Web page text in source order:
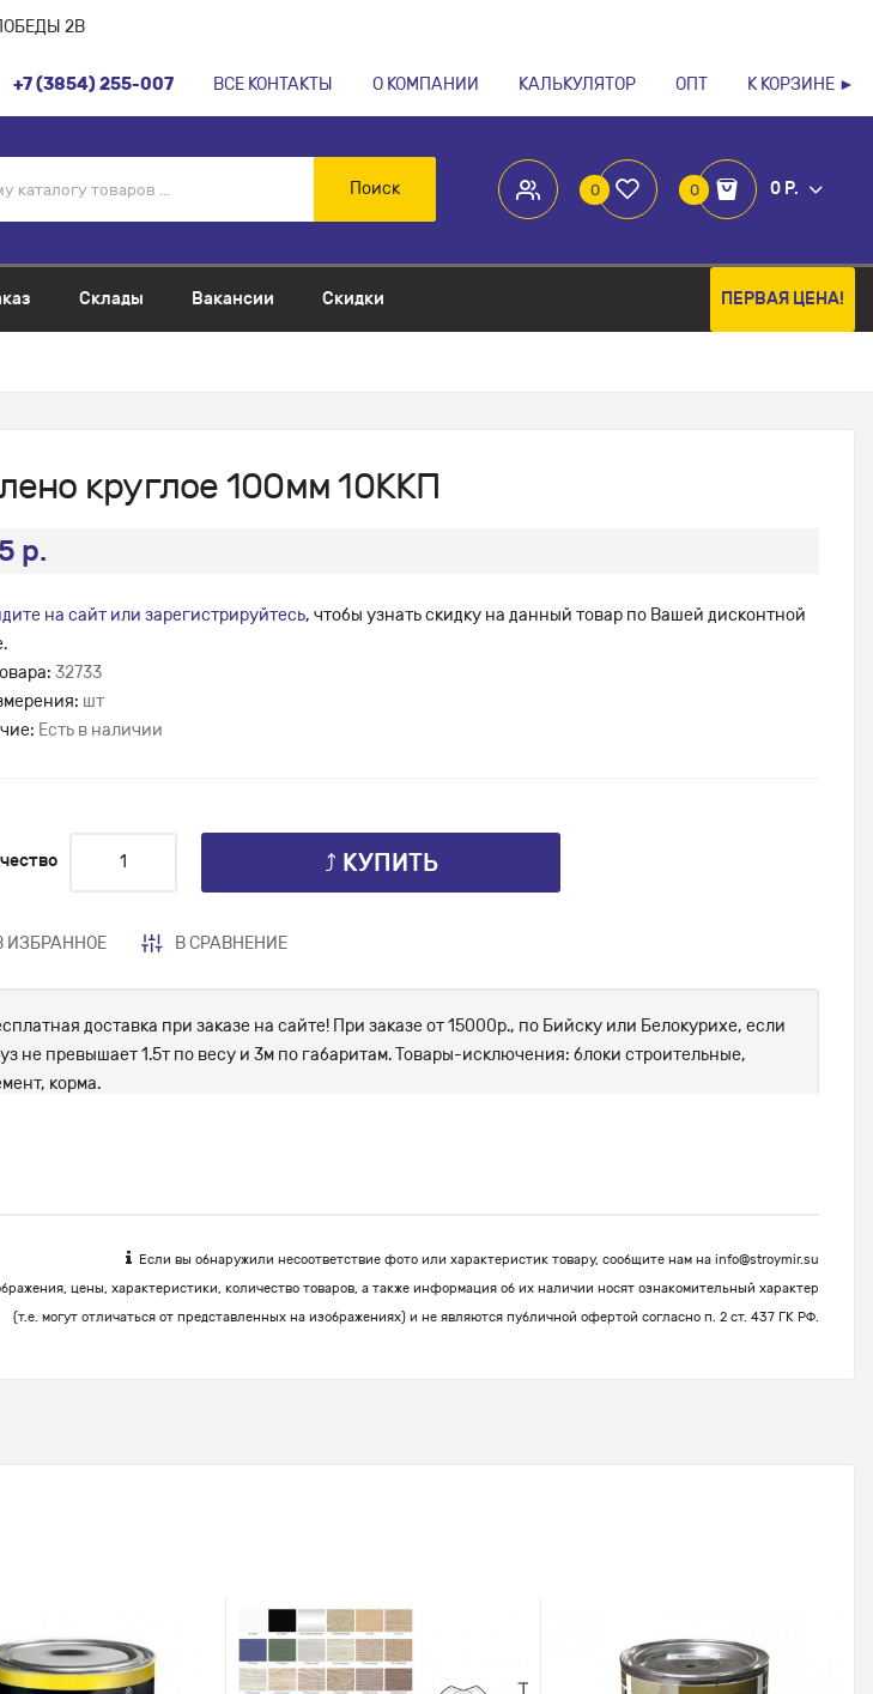
2В
+7 (3854) 255-007 ВСЕ КОНТАКТЫ О КОМПАНИИ КАЛЬКУЛЯТОР ОПТ К КОРЗИНЕ ►
0 0 0 Р.
Поиск
Склады Вакансии Скидки ПЕРВАЯ ЦЕНА!
круглое 100мм 10ККП
р.
на сайт или зарегистрируйтесь, чтобы узнать скидку на данный товар по Вашей дисконтной
32733
шт
Есть в наличии
⤴ КУПИТЬ
ИЗБРАННОЕ В СРАВНЕНИЕ
доставка при заказе на сайте! При заказе от 15000р., по Бийску или Белокурихе, если
не превышает 1.5т по весу и 3м по габаритам. Товары-исключения: блоки строительные,
корма.
Если вы обнаружили несоответствие фото или характеристик товару, сообщите нам на info@stroymir.su
цены, характеристики, количество товаров, а также информация об их наличии носят ознакомительный характер
(т.е. могут отличаться от представленных на изображениях) и не являются публичной офертой согласно п. 2 ст. 437 ГК РФ.